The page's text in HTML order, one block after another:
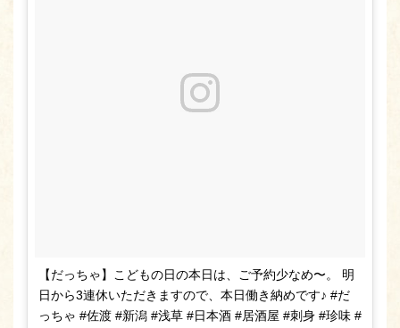
【だっちゃ】こどもの日の本日は、ご予約少なめ〜。 明
日から3連休いただきますので、本日働き納めです♪ #だ
っちゃ #佐渡 #新潟 #浅草 #日本酒 #居酒屋 #刺身 #珍味 #